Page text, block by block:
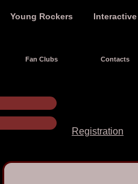
Young Rockers Interactive
Fan Clubs Contacts
Registration